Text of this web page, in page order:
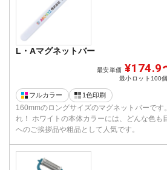
L・Aマグネットバー
最安単価 ¥174.9
最小ロット 100
フルカラー 1色印刷
160mmのロングサイズのマグネットバーです
れ！ ホワイトの本体カラーには、どんな色も
へのご挨拶品や粗品として人気です。